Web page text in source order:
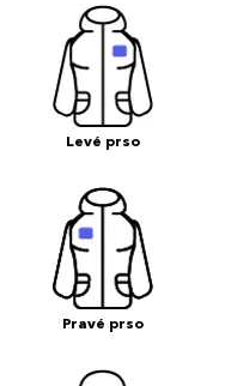
Levé prso
Pravé prso